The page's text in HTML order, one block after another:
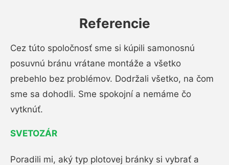
Referencie
Cez túto spoločnosť sme si kúpili samonosnú
posuvnú bránu vrátane montáže a všetko
prebehlo bez problémov. Dodržali všetko, na čom
sme sa dohodli. Sme spokojní a nemáme čo
vytknúť.
SVETOZÁR
Poradili mi, aký typ plotovej bránky si vybrať a